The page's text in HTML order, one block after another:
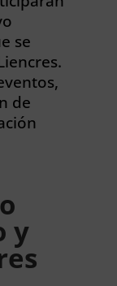
se
de
y